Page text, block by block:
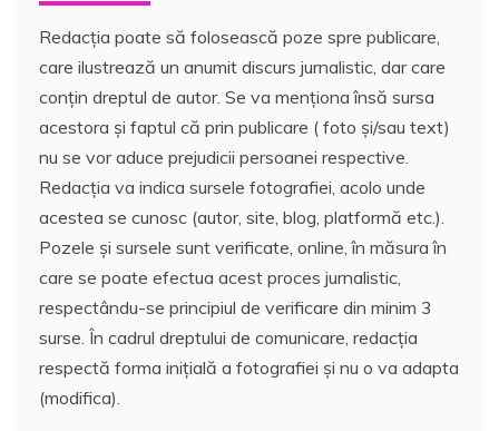
Redacția poate să folosească poze spre publicare,
care ilustrează un anumit discurs jurnalistic, dar care
conțin dreptul de autor. Se va menționa însă sursa
acestora și faptul că prin publicare ( foto și/sau text)
nu se vor aduce prejudicii persoanei respective.
Redacția va indica sursele fotografiei, acolo unde
acestea se cunosc (autor, site, blog, platformă etc.).
Pozele și sursele sunt verificate, online, în măsura în
care se poate efectua acest proces jurnalistic,
respectându-se principiul de verificare din minim 3
surse. În cadrul dreptului de comunicare, redacția
respectă forma inițială a fotografiei și nu o va adapta
(modifica).